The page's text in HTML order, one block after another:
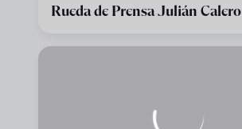
Rueda de Prensa Julián Calero